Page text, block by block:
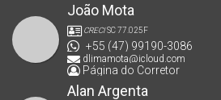
João Mota
CRECISC 77.025F
+55 (47) 99190-3086
dlimamota@icloud.com
Página do Corretor
Alan Argenta